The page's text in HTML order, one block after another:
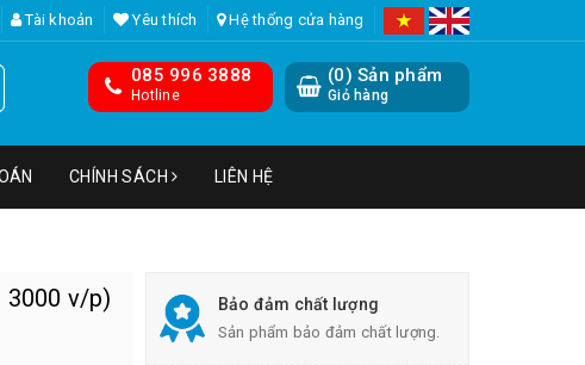
Tài khoản Yêu thích Hệ thống cửa hàng
(0) Sản phẩm
Giỏ hàng
085 996 3888
Hotline
CHÍNH SÁCH LIÊN HỆ
3000 v/p) Bảo đảm chất lượng
Sản phẩm bảo đảm chất lượng.